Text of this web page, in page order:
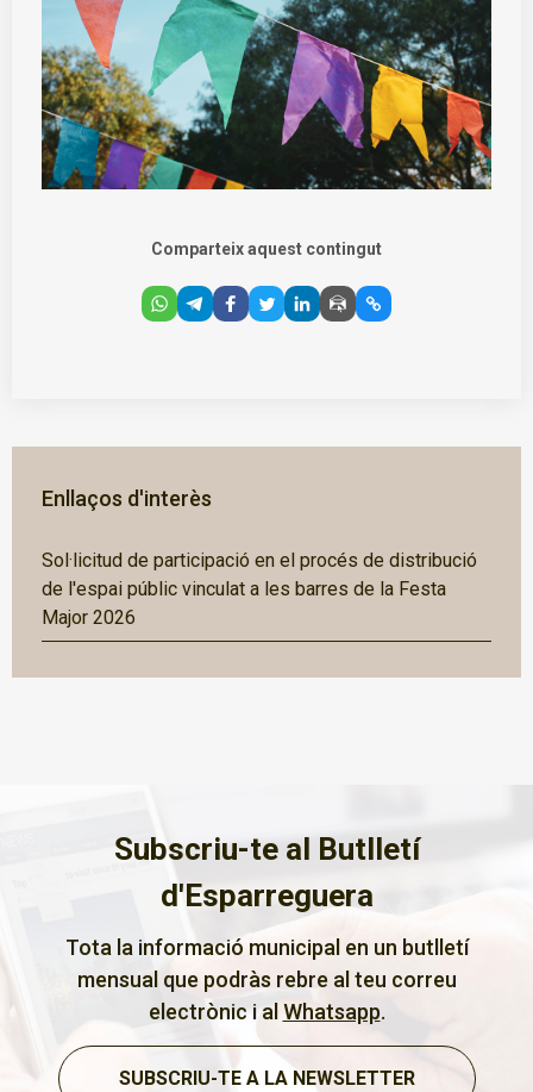
Comparteix aquest contingut
Enllaços d'interès
Sol·licitud de participació en el procés de distribució
de l'espai públic vinculat a les barres de la Festa
Major 2026
Subscriu-te al Butlletí
d'Esparreguera
Tota la informació municipal en un butlletí
mensual que podràs rebre al teu correu
electrònic i al Whatsapp.
SUBSCRIU-TE A LA NEWSLETTER